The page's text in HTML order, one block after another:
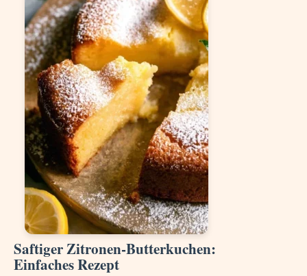
Saftiger Zitronen-Butterkuchen:
Einfaches Rezept